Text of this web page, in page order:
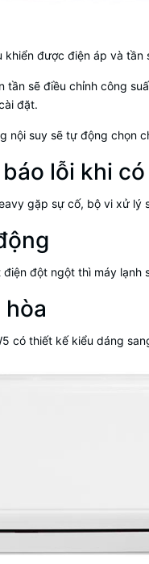
khiển được điện áp và
tần sẽ điều chỉnh công
đặt.
nội suy sẽ tự động chọn
lỗi khi
gặp sự cố, bộ vi xử lý
đột ngột thì máy
hòa
có thiết kế kiểu dáng